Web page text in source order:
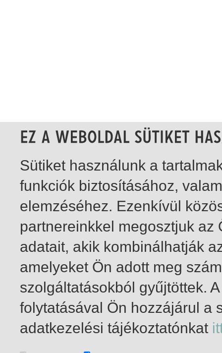
1-5 / total 5 hit
Sütiket használunk a
funkciók biztosításához,
elemzéséhez. Ezenkívül
partnereinkkel megosztjuk
adatait, akik kombinálhatják
amelyeket Ön adott meg
szolgáltatásokból gyűjtöttek.
folytatásával Ön hozzájárul a
adatkezelési tájékoztatónkat